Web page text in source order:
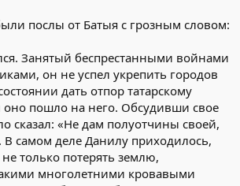
послы от Батыя с грозным словом:
Занятый беспрестанными войнами
он не успел укрепить городов
дать отпор татарскому
пошло на него. Обсудивши свое
сказал: «Не дам полуотчины своей,
В самом деле Данилу приходилось,
только потерять землю,
многолетними кровавыми